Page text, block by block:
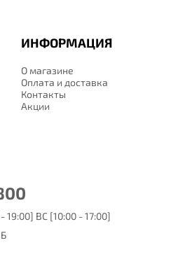
ИНФОРМАЦИЯ
О магазине
Оплата и доставка
Контакты
Акции
ВС [10:00 - 17:00]